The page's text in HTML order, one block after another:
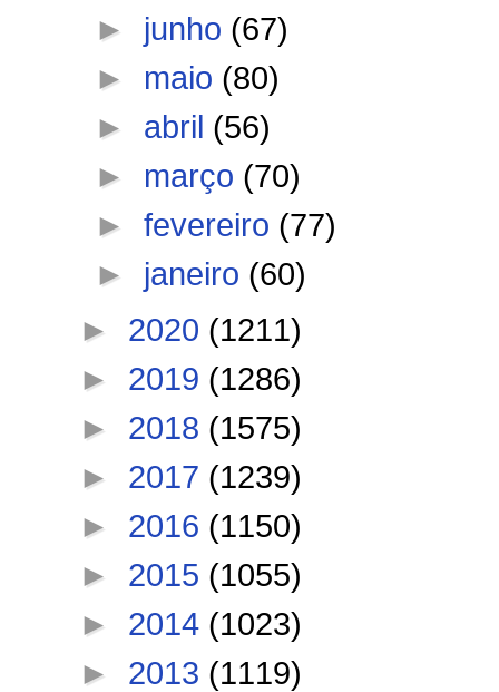
► junho (67)
► maio (80)
► abril (56)
► março (70)
►fevereiro (77)
► janeiro (60)
► 2020 (1211)
► 2019 (1286)
► 2018 (1575)
► 2017 (1239)
► 2016 (1150)
► 2015 (1055)
► 2014 (1023)
► 2013 (1119)